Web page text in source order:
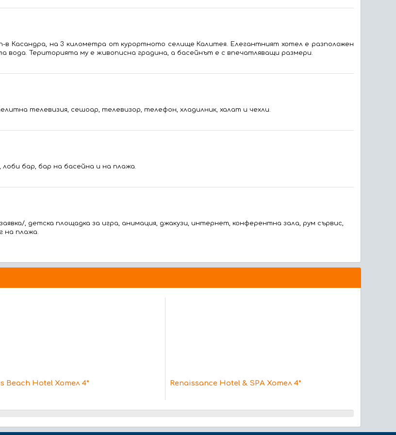
в Касандра, на 3 километра от курортното селище Калитея. Елегантният хотел е разположен
вода. Територията му е живописна градина, a басейнът е с впечатляващи размери.
телевизия, сешоар, телевизор, телефон, хладилник, халат и чехли.
бар, бар на басейна и на плажа.
, детска площадка за игра, анимация, джакузи, интернет, конферентна зала, рум сървис,
на плажа.
Beach Hotel Хотел 4* Renaissance Hotel & SPA Хотел 4*